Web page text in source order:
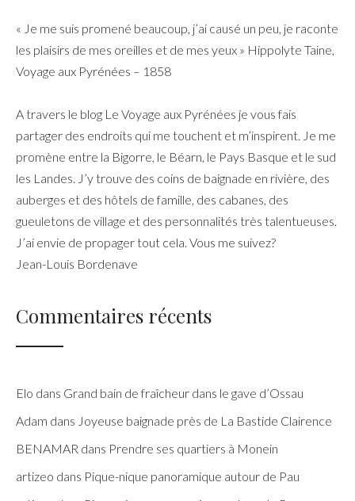
« Je me suis promené beaucoup, j’ai causé un peu, je raconte
les plaisirs de mes oreilles et de mes yeux » Hippolyte Taine,
Voyage aux Pyrénées – 1858
A travers le blog Le Voyage aux Pyrénées je vous fais
partager des endroits qui me touchent et m’inspirent. Je me
promène entre la Bigorre, le Béarn, le Pays Basque et le sud
les Landes. J’y trouve des coins de baignade en rivière, des
auberges et des hôtels de famille, des cabanes, des
gueuletons de village et des personnalités très talentueuses.
J’ai envie de propager tout cela. Vous me suivez?
Jean-Louis Bordenave
Commentaires récents
Elo dans Grand bain de fraîcheur dans le gave d’Ossau
Adam dans Joyeuse baignade près de La Bastide Clairence
BENAMAR dans Prendre ses quartiers à Monein
artizeo dans Pique-nique panoramique autour de Pau